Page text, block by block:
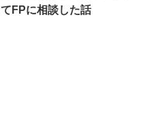
てFPに相談した話